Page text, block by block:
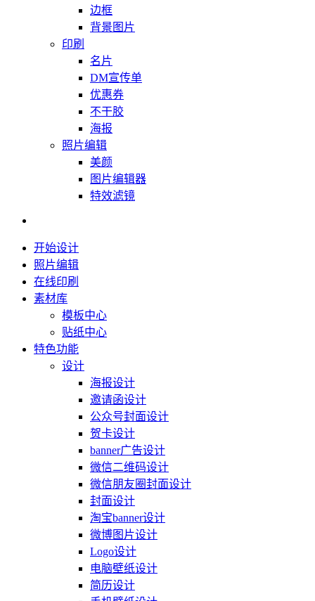
边框
背景图片
印刷
名片
DM宣传单
优惠券
不干胶
海报
照片编辑
美颜
图片编辑器
特效滤镜
开始设计
照片编辑
在线印刷
素材库
模板中心
贴纸中心
特色功能
设计
海报设计
邀请函设计
公众号封面设计
贺卡设计
banner广告设计
微信二维码设计
微信朋友圈封面设计
封面设计
淘宝banner设计
微博图片设计
Logo设计
电脑壁纸设计
简历设计